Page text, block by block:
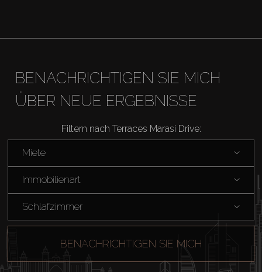
BENACHRICHTIGEN SIE MICH
ÜBER NEUE ERGEBNISSE
Filtern nach Terraces Marasi Drive:
Miete
Immobilienart
Schlafzimmer
BENACHRICHTIGEN SIE MICH